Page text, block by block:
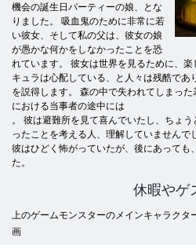
機会の誕生日パーティーの娘、とな
りました。 吸血鬼のために非常に若
い彼女、そして私の父は、彼女の娘
が愚かな何かをしなかったことを恐
れています。 彼女は世界を見るために、
キュラは心配している、と人々は残酷であ
を説得します。 森の中で失われてしまっ
における当事者の途中には
。 彼は避難所を見て喜んでいたし、ちょ
ったことを考える人、理解していませんで
彼はひどく怖がっていたが、後にあっても
た。
休暇やゲ
上のゲームモンスターのメインキャラクタ
画